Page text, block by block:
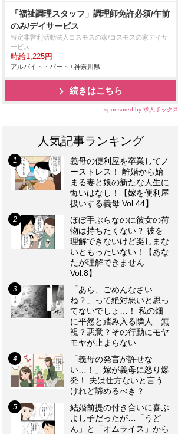
「福祉調理スタッフ」調理師免許必須/午前
のみ/デイサービス
特定非営利活動法人コスモスの家/コスモスの家デイサ
ービス
時給1,225円
アルバイト・パート / 神奈川県
続きはこちら
sponsored by 求人ボックス
人気記事ランキング
義母の便利屋を卒業してノ
ーストレス！ 離婚から始
まる妻と娘の新たな人生に
悔いはなし！【嫁を便利屋
扱いする義母 Vol.44】
ほぼ手ぶらなのに彼女の荷
物は持ちたくない？ 彼を
理解できないけど楽しまな
いともったいない！【あな
たが理解できません
Vol.8】
「あら、ごめんなさい
ね？」って絶対悪いと思っ
てないでしょ…！ 私の畑
に平然と踏み入る隣人…無
視？悪意？その行動にモヤ
モヤが止まらない
「義母の発言が許せな
い…！」嫁が義母に怒り爆
発！ 夫は仕方ないと言う
けれど諦めるべき？
結婚前提の付き合いに喜ぶ
よし子だったが…「うど
ん」と「オムライス」から